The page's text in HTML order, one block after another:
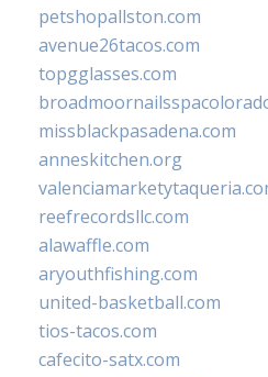
petshopallston.com
avenue26tacos.com
topgglasses.com
missblackpasadena.com
anneskitchen.org
reefrecordsllc.com
alawaffle.com
aryouthfishing.com
united-basketball.com
tios-tacos.com
cafecito-satx.com